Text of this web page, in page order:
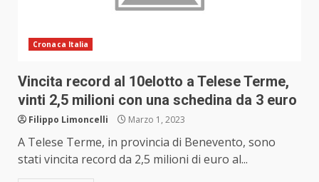
Cronaca Italia
Vincita record al 10elotto a Telese Terme,
vinti 2,5 milioni con una schedina da 3 euro
Filippo Limoncelli Marzo 1, 2023
A Telese Terme, in provincia di Benevento, sono
stati vincita record da 2,5 milioni di euro al...